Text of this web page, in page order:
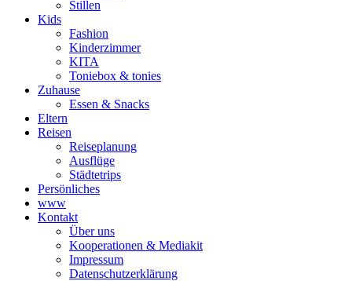
Stillen
Kids
Fashion
Kinderzimmer
KITA
Toniebox & tonies
Zuhause
Essen & Snacks
Eltern
Reisen
Reiseplanung
Ausflüge
Städtetrips
Persönliches
www
Kontakt
Über uns
Kooperationen & Mediakit
Impressum
Datenschutzerklärung